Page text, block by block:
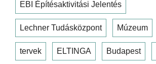
EBI Építésaktivitási Jelentés
Lechner Tudásközpont Múzeum
tervek ELTINGA Budapest